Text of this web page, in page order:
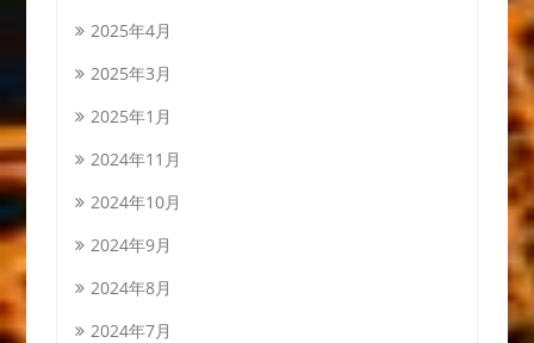
2025年4月
2025年3月
2025年1月
2024年11月
2024年10月
2024年9月
2024年8月
2024年7月